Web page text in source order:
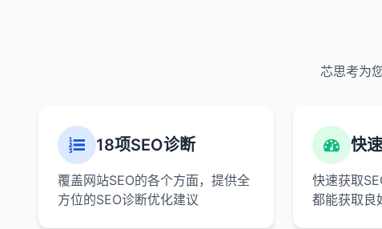
芯思考为
18项SEO诊断
覆盖网站SEO的各个方面，提供全
方位的SEO诊断优化建议
快
快速获取
都能获取良